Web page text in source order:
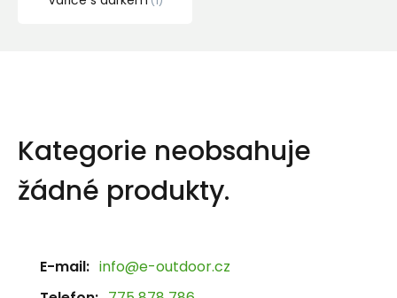
Kategorie neobsahuje
žádné produkty.
E-mail: info@e-outdoor.cz